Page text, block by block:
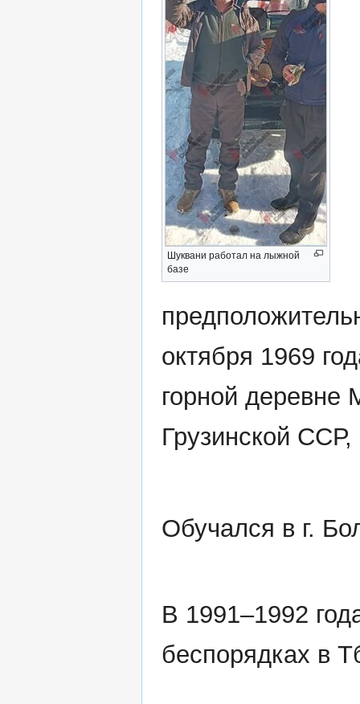
Шуквани работал на лыжной
базе
октября 1969
горной деревне
Грузинской
Обучался в г.
В 1991–1992
беспорядках в